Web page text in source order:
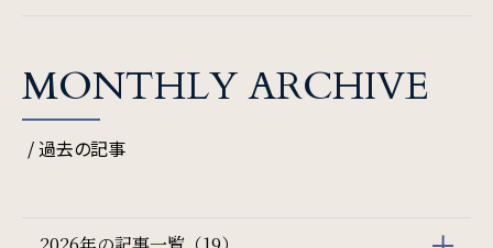
特定商取引法に基づく表記
チェックイン日 - チェックアウト日
MONTHLY ARCHIVE
/ 過去の記事